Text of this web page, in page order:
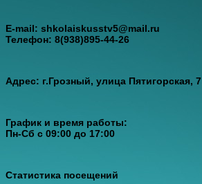
E-mail: shkolaiskusstv5@mail.ru
Телефон: 8(938)895-44-26
Адрес: г.Грозный, улица Пятигорская, 7
График и время работы:
Пн-Cб с 09:00 до 17:00
Статистика посещений